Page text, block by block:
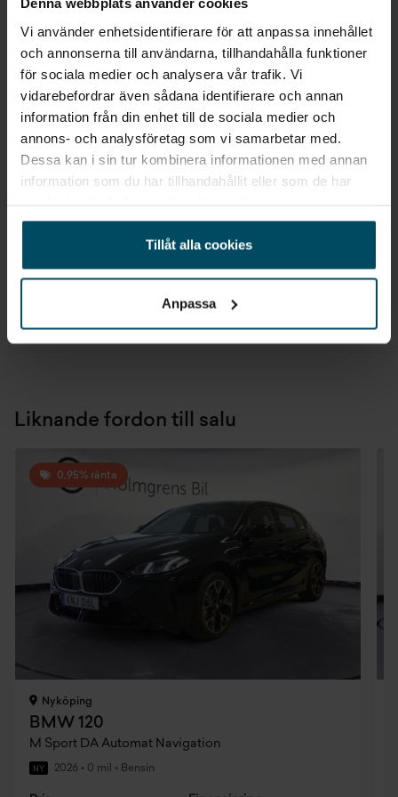
Vi använder enhetsidentifierare för att anpassa innehållet
och annonserna till användarna, tillhandahålla funktioner
för sociala medier och analysera vår trafik. Vi
vidarebefordrar även sådana identifierare och annan
information från din enhet till de sociala medier och
annons- och analysföretag som vi samarbetar med.
Dessa kan i sin tur kombinera informationen med annan
information som du har tillhandahållit eller som de har
Tillåt alla cookies
Anpassa
Service inclusive - 3år/6000 mil
Coc additional contents
Refrigerant
M exteriördetaljer
Veganza perforerad ö oyster
Black sapphire metallic
Rattvärme
Alarmsystem
M illuminated aluminium hexacube interiö
I-size isofix fäste fram
Automatisk luftkonditionering
Dab-radio
BMW
Sök liknande fordon
Liknande fordon till salu
0,95% ränta
Nyköping
BMW 120
M Sport DA Automat Navigation
NY 2026 • 0 mil • Bensin